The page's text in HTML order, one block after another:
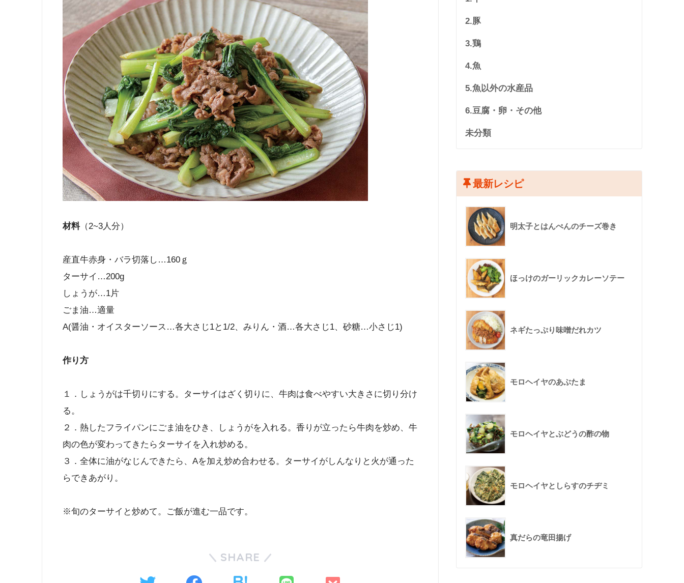
材料（2~3人分）
産直牛赤身・バラ切落し…160ｇ
ターサイ…200g
しょうが…1片
ごま油…適量
A(醤油・オイスターソース…各大さじ1と1/2、みりん・酒…各大さじ1、砂糖…小さじ1)
作り方
１．しょうがは千切りにする。ターサイはざく切りに、牛肉は食べやすい大きさに切り分け
る。
２．熱したフライパンにごま油をひき、しょうがを入れる。香りが立ったら牛肉を炒め、牛
肉の色が変わってきたらターサイを入れ炒める。
３．全体に油がなじんできたら、Aを加え炒め合わせる。ターサイがしんなりと火が通った
らできあがり。
※旬のターサイと炒めて。ご飯が進む一品です。
SHARE
2.豚
3.鶏
4.魚
5.魚以外の水産品
6.豆腐・卵・その他
未分類
最新レシピ
明太子とはんぺんのチーズ巻き
ほっけのガーリックカレーソテー
ネギたっぷり味噌だれカツ
モロヘイヤのあぶたま
モロヘイヤとぶどうの酢の物
モロヘイヤとしらすのチヂミ
真だらの竜田揚げ